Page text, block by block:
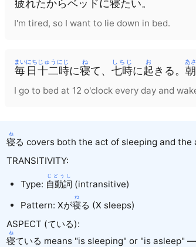
疲れたからベッドに寝たい。
I'm tired, so I want to lie down in bed.
毎日
まいにち
十二時
じゅうにじ
に寝
ね
て、 七時
しちじ
に起
お
きる。 朝
あさ
I go to bed at 12 o'clock every day and
寝
ね
る covers both the act of sleeping and
TRANSITIVITY:
Type: 自動詞
じどうし
(intransitive)
Pattern: Xが寝
ね
る (X sleeps)
ASPECT (ている):
寝
ね
ている means "is sleeping" or "is asleep"